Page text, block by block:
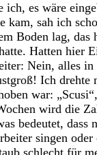
ich, es wäre
kam, sah ich
Boden lag, das
Hatten hier
Nein, alles
Ich drehte
war:
wird die
bedeutet, dass
singen
schlecht für